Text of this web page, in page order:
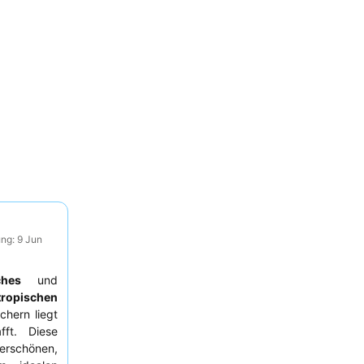
9 Jun
und
liegt
Diese